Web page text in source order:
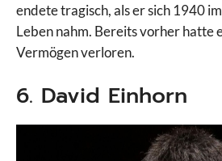
endete tragisch, als er sich 1940
Leben nahm. Bereits vorher hatte
Vermögen verloren.
6. David Einhorn